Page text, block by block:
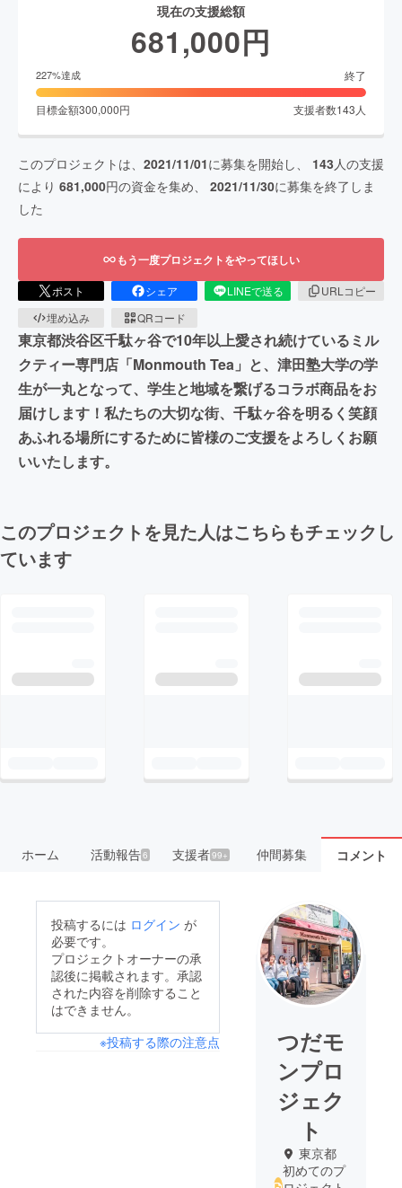
現在の支援総額
681,000円
227%達成 終了
目標金額300,000円 支援者数143 人
このプロジェクトは、 2021/11/01に募集を開始し、 143 人の支援
により 681,000円の資金を集め、 2021/11/30に募集を終了しま
した
もう一度プロジェクトをやってほしい
ポスト シェア LINEで送る
URLコピー
埋め込み
QRコード
東京都渋谷区千駄ヶ谷で10年以上愛され続けているミル
クティー専門店「Monmouth Tea」と、津田塾大学の学
生が一丸となって、学生と地域を繋げるコラボ商品をお
届けします！私たちの大切な街、千駄ヶ谷を明るく笑顔
あふれる場所にするために皆様のご支援をよろしくお願
いいたします。
このプロジェクトを見た人はこちらもチェックし
ています
ホーム 活動報告6 支援者99+ 仲間募集 コメント
投稿するには ログイン が
必要です。
プロジェクトオーナーの承
認後に掲載されます。承認
された内容を削除すること
はできません。
※投稿する際の注意点
つだモ
ンプロ
ジェク
ト
東京都
初めてのプ